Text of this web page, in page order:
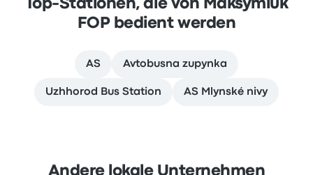
Top-Stationen, die von Maksymiuk
FOP bedient werden
AS Avtobusna zupynka
Uzhhorod Bus Station AS Mlynské nivy
Andere lokale Unternehmen